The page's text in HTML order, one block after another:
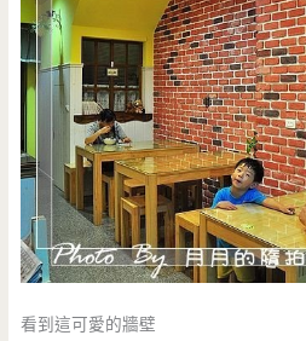
看到這可愛的牆壁